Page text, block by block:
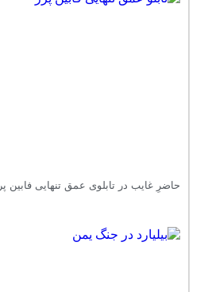
حاضرِ غایب در تابلوی عمق تنهایی فابین پرز